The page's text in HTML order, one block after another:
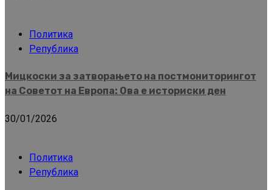
Политика
Република
Мицкоски за затворањето на постмониторингот
на Советот на Европа: Ова е историски ден
30/01/2026
Политика
Република